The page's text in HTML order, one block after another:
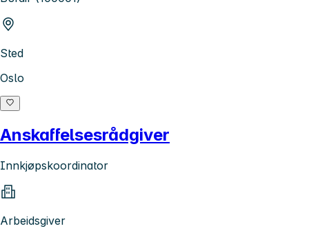
Sted
Oslo
Anskaffelsesrådgiver
Innkjøpskoordinator
Arbeidsgiver